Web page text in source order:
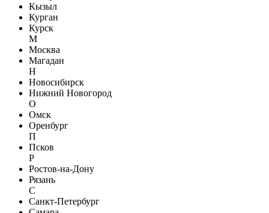
Кызыл
Курган
Курск
М
Москва
Магадан
Н
Новосибирск
Нижний Новогород
О
Омск
Оренбург
П
Псков
Р
Ростов-на-Дону
Рязань
С
Санкт-Петербург